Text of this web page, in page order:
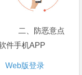
二、防恶意点
件手机APP
Web版登录